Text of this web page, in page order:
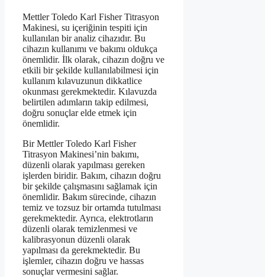
Mettler Toledo Karl Fisher Titrasyon
Makinesi, su içeriğinin tespiti için
kullanılan bir analiz cihazıdır. Bu
cihazın kullanımı ve bakımı oldukça
önemlidir. İlk olarak, cihazın doğru ve
etkili bir şekilde kullanılabilmesi için
kullanım kılavuzunun dikkatlice
okunması gerekmektedir. Kılavuzda
belirtilen adımların takip edilmesi,
doğru sonuçlar elde etmek için
önemlidir.
Bir Mettler Toledo Karl Fisher
Titrasyon Makinesi’nin bakımı,
düzenli olarak yapılması gereken
işlerden biridir. Bakım, cihazın doğru
bir şekilde çalışmasını sağlamak için
önemlidir. Bakım sürecinde, cihazın
temiz ve tozsuz bir ortamda tutulması
gerekmektedir. Ayrıca, elektrotların
düzenli olarak temizlenmesi ve
kalibrasyonun düzenli olarak
yapılması da gerekmektedir. Bu
işlemler, cihazın doğru ve hassas
sonuçlar vermesini sağlar.